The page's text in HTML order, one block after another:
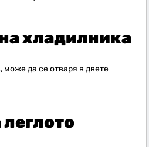
хладилника
може да се отваря в двете